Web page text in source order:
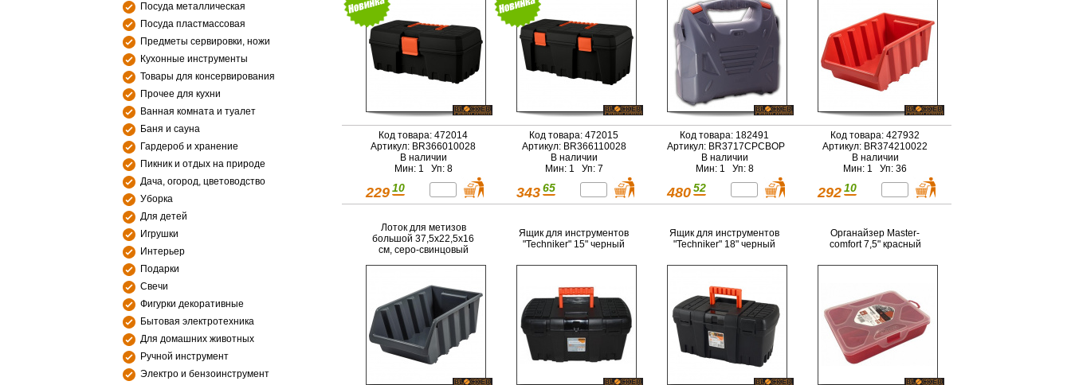
Посуда металлическая
Посуда пластмассовая
Предметы сервировки, ножи
Кухонные инструменты
Товары для консервирования
Прочее для кухни
Ванная комната и туалет
Баня и сауна
Гардероб и хранение
Пикник и отдых на природе
Дача, огород, цветоводство
Уборка
Для детей
Игрушки
Интерьер
Подарки
Свечи
Фигурки декоративные
Бытовая электротехника
Для домашних животных
Ручной инструмент
Электро и бензоинструмент
Код товара: 472014
Артикул: BR366010028
В наличии
Мин: 1 Уп: 8
229 10
Код товара: 472015
Артикул: BR366110028
В наличии
Мин: 1 Уп: 7
343 65
Код товара: 182491
Артикул: BR3717СРСВОР
В наличии
Мин: 1 Уп: 8
480 52
Код товара: 427932
Артикул: BR374210022
В наличии
Мин: 1 Уп: 36
292 10
Лоток для метизов
большой 37,5х22,5х16
см, серо-свинцовый
Ящик для инструментов
"Techniker" 15" черный
Ящик для инструментов
"Techniker" 18" черный
Органайзер Master-
comfort 7,5" красный